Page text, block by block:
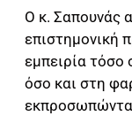
Ο κ. Σαπουνάς
επιστημονική
εμπειρία τόσο
όσο και στη